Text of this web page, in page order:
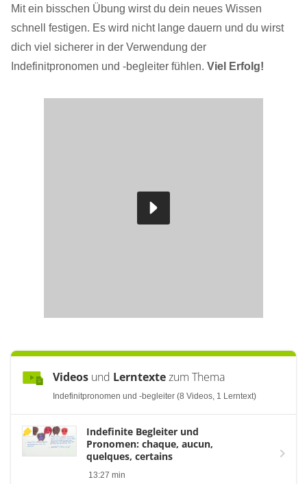
Mit ein bisschen Übung wirst du dein neues Wissen
schnell festigen. Es wird nicht lange dauern und du wirst
dich viel sicherer in der Verwendung der
Indefinitpronomen und -begleiter fühlen. Viel Erfolg!
Videos und Lerntextezum Thema
Indefinitpronomen und -begleiter (8 Videos, 1 Lerntext)
Indefinite Begleiter und
Pronomen: chaque, aucun,
quelques, certains
13:27 min